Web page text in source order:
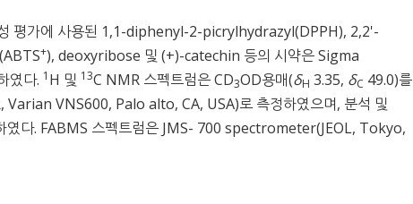
평가에 사용된 1,1-diphenyl-2-picrylhydrazyl(DPPH), 2,2'-
+), deoxyribose 및 (+)-catechin 등의 시약은 Sigma
였다. 1 H 및 13C NMR 스펙트럼은 CD3OD용매(δH 3.35, δC 49.0)를
VNS600, Palo alto, CA, USA)로 측정하였으며, 분석 및
다. FABMS 스펙트럼은 JMS- 700 spectrometer(JEOL, Tokyo,